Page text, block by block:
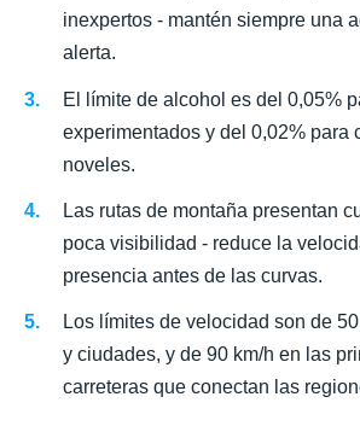
inexpertos - mantén siempre una
alerta.
El límite de alcohol es del 0,05%
experimentados y del 0,02% para
noveles.
Las rutas de montaña presentan
poca visibilidad - reduce la
presencia antes de las curvas.
Los límites de velocidad son de
y ciudades, y de 90 km/h en las
carreteras que conectan las